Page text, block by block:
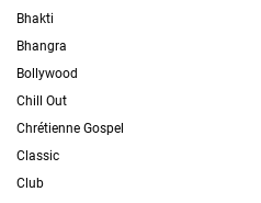
Bhakti
Bhangra
Bollywood
Chill Out
Chrétienne Gospel
Classic
Club